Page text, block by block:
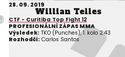
28. 09. 2019
Willian Telles
CTF - Curitiba Top Fight 12
PROFESIONÁLNÍ ZÁPAS MMA
Výsledek: TKO (Punches), 1. kolo 2:43
Rozhodčí: Carlos Santos